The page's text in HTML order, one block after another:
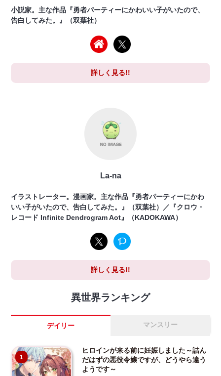
小説家。主な作品『勇者パーティーにかわいい子がいたので、
告白してみた。』（双葉社）
詳しく見る!!
La-na
イラストレーター。漫画家。主な作品『勇者パーティーにかわ
いい子がいたので、告白してみた。』（双葉社）／『クロウ・
レコード Infinite Dendrogram Aot』（KADOKAWA）
詳しく見る!!
異世界ランキング
デイリー マンスリー
1
ヒロインが来る前に妊娠しました～詰ん
だはずの悪役令嬢ですが、どうやら違う
ようです～